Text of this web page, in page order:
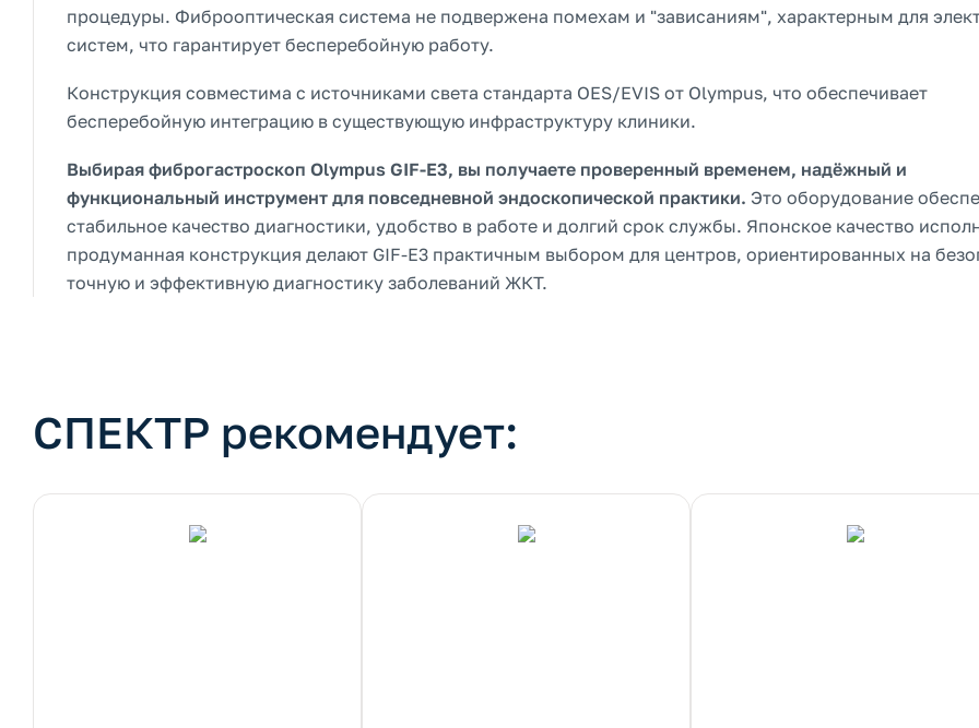
процедуры. Фиброоптическая система не подвержена помехам и "зависаниям", характерным для
систем, что гарантирует бесперебойную работу.
Конструкция совместима с источниками света стандарта OES/EVIS от Olympus, что обеспечивает
бесперебойную интеграцию в существующую инфраструктуру клиники.
Выбирая фиброгастроскоп Olympus GIF-E3, вы получаете проверенный временем, надёжный и
функциональный инструмент для повседневной эндоскопической практики. Это оборудование
стабильное качество диагностики, удобство в работе и долгий срок службы. Японское качество
продуманная конструкция делают GIF-E3 практичным выбором для центров, ориентированных на
точную и эффективную диагностику заболеваний ЖКТ.
СПЕКТР рекомендует: